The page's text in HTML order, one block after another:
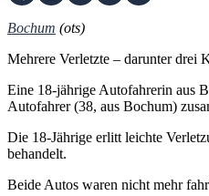
Bochum (ots)
Mehrere Verletzte – darunter drei
Eine 18-jährige Autofahrerin aus
Autofahrer (38, aus Bochum)
Die 18-Jährige erlitt leichte
behandelt.
Beide Autos waren nicht mehr